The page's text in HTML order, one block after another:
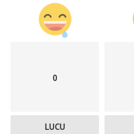
0
LUCU